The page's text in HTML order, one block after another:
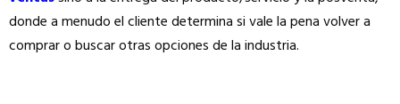
donde a menudo el cliente determina si vale la pena volver a
comprar o buscar otras opciones de la industria.